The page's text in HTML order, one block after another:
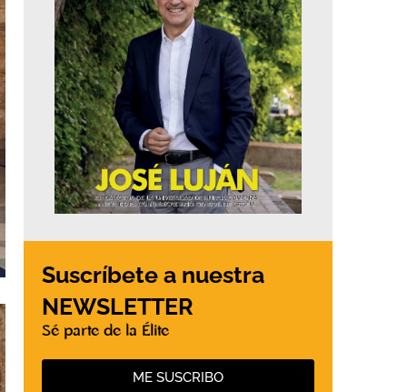
Suscríbete a nuestra
NEWSLETTER
Sé parte de la Élite
ME SUSCRIBO